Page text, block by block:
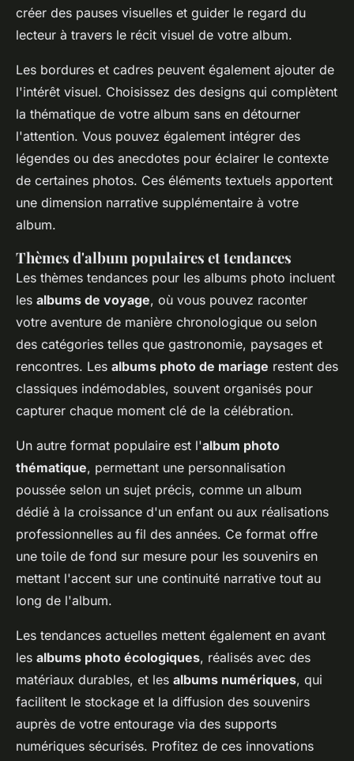
créer des pauses visuelles et guider le regard du
lecteur à travers le récit visuel de votre album.
Les bordures et cadres peuvent également ajouter de
l'intérêt visuel. Choisissez des designs qui complètent
la thématique de votre album sans en détourner
l'attention. Vous pouvez également intégrer des
légendes ou des anecdotes pour éclairer le contexte
de certaines photos. Ces éléments textuels apportent
une dimension narrative supplémentaire à votre
album.
Thèmes d'album populaires et tendances
Les thèmes tendances pour les albums photo incluent
les albums de voyage, où vous pouvez raconter
votre aventure de manière chronologique ou selon
des catégories telles que gastronomie, paysages et
rencontres. Les albums photo de mariage restent des
classiques indémodables, souvent organisés pour
capturer chaque moment clé de la célébration.
Un autre format populaire est l'album photo
thématique, permettant une personnalisation
poussée selon un sujet précis, comme un album
dédié à la croissance d'un enfant ou aux réalisations
professionnelles au fil des années. Ce format offre
une toile de fond sur mesure pour les souvenirs en
mettant l'accent sur une continuité narrative tout au
long de l'album.
Les tendances actuelles mettent également en avant
les albums photo écologiques, réalisés avec des
matériaux durables, et les albums numériques, qui
facilitent le stockage et la diffusion des souvenirs
auprès de votre entourage via des supports
numériques sécurisés. Profitez de ces innovations